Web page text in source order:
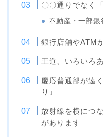
〇〇通りでなく
不動産・一部銀
銀行店舗やATM
王道、いろいろ
慶応普通部が遠
り」
放射線を横につ
があります